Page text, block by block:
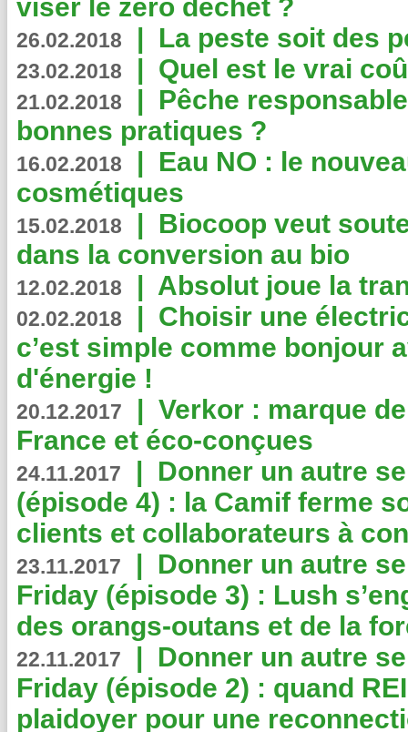
viser le zéro déchet ?
26.02.2018 | La peste soit des
23.02.2018 | Quel est le vrai
21.02.2018 | Pêche
bonnes pratiques ?
16.02.2018 | Eau NO : le
cosmétiques
15.02.2018 | Biocoop veut
dans la conversion au bio
12.02.2018 | Absolut joue la
02.02.2018 | Choisir une
c’est simple comme bonjour
d'énergie !
20.12.2017 | Verkor : marque
France et éco-conçues
24.11.2017 | Donner un autre
(épisode 4) : la Camif ferme
clients et collaborateurs à
23.11.2017 | Donner un autre
Friday (épisode 3) : Lush
des orangs-outans et de la
22.11.2017 | Donner un autre
Friday (épisode 2) : quand
plaidoyer pour une